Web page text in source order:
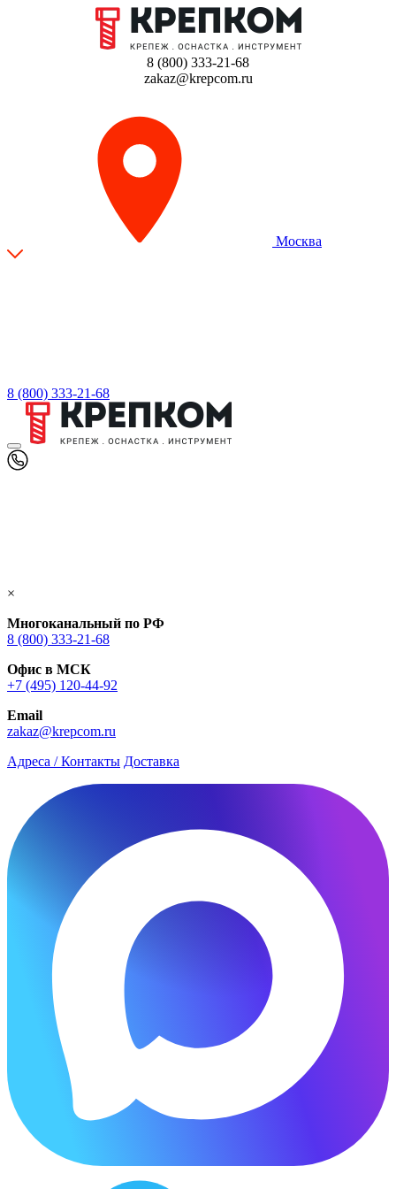
8 (800) 333-21-68
zakaz@krepcom.ru
Москва
8 (800) 333-21-68
×
Многоканальный по РФ
8 (800) 333‑21-68
Офис в МСК
+7 (495) 120-44-92
Email
zakaz@krepcom.ru
Адреса / Контакты Доставка